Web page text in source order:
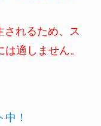
されるため、ス
適しません。
！